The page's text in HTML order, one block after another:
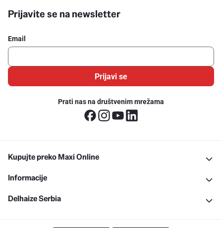
Prijavite se na newsletter
Email
Prijavi se
Prati nas na društvenim mrežama
Kupujte preko Maxi Online
Informacije
Delhaize Serbia